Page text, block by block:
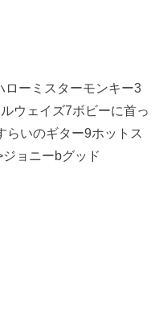
ローミスターモンキー3
ウェイズ7ボビーに首っ
らいのギター9ホットス
ョニーbグッド